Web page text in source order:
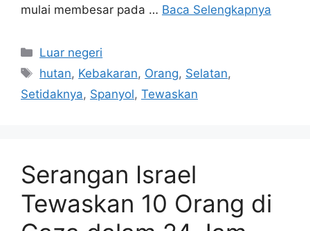
mulai membesar pada … Baca Selengkapnya
Kategori
Luar negeri
Tag
hutan, Kebakaran, Orang, Selatan,
Setidaknya, Spanyol, Tewaskan
Serangan Israel
Tewaskan 10 Orang di